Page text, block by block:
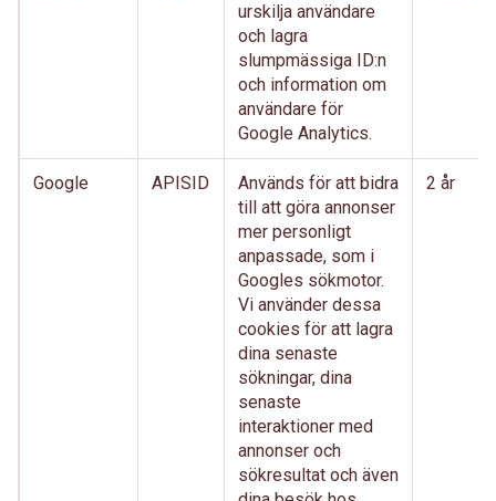
urskilja användare
och lagra
slumpmässiga ID:n
och information om
användare för
Google Analytics.
Google APISID
Används för att bidra
till att göra annonser
mer personligt
anpassade, som i
Googles sökmotor.
Vi använder dessa
cookies för att lagra
dina senaste
sökningar, dina
senaste
interaktioner med
annonser och
sökresultat och även
2 år